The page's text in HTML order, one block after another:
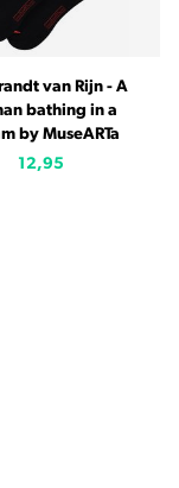
van Rijn - A
bathing in a
by MuseARTa
12,95